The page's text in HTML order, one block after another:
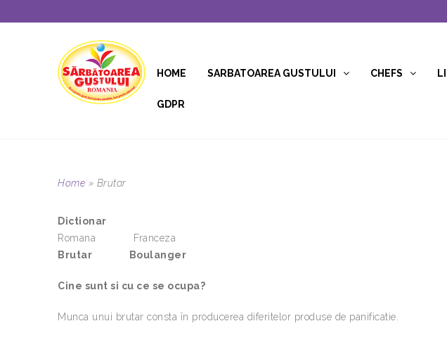
HOME SARBATOAREA GUSTULUI CHEFS
GDPR
Home » Brutar
Dictionar
Romana Franceza
Brutar Boulanger
Cine sunt si cu ce se ocupa?
Munca unui brutar consta în producerea diferitelor produse de panificatie.